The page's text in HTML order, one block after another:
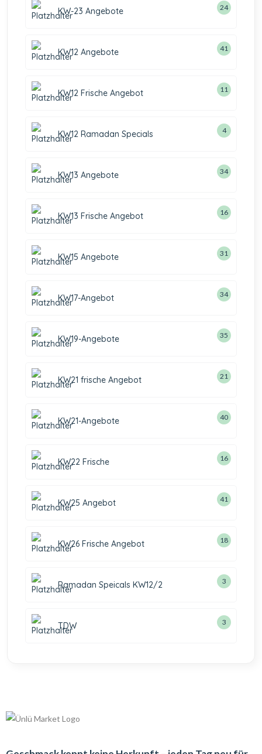
KW-23 Angebote 24
KW12 Angebote 41
KW12 Frische Angebot 11
KW12 Ramadan Specials 4
KW13 Angebote 34
KW13 Frische Angebot 16
KW15 Angebote 31
KW17-Angebot 34
KW19-Angebote 35
KW21 frische Angebot 21
KW21-Angebote 40
KW22 Frische 16
KW25 Angebot 41
KW26 Frische Angebot 18
Ramadan Speicals KW12/2 3
TDW 3